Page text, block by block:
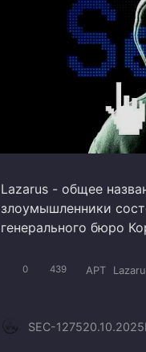
Lazarus - общее
злоумышленники
генерального бюро
0 439 APT
SEC-127520.10.2025